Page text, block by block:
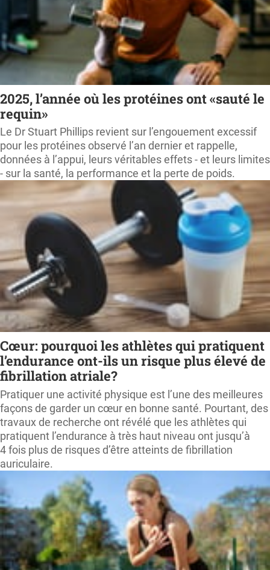
2025, l’année où les protéines ont «sauté le
requin»
Le Dr Stuart Phillips revient sur l’engouement excessif
pour les protéines observé l’an dernier et rappelle,
données à l’appui, leurs véritables effets - et leurs limites
- sur la santé, la performance et la perte de poids.
Cœur: pourquoi les athlètes qui pratiquent
l’endurance ont-ils un risque plus élevé de
fibrillation atriale?
Pratiquer une activité physique est l’une des meilleures
façons de garder un cœur en bonne santé. Pourtant, des
travaux de recherche ont révélé que les athlètes qui
pratiquent l’endurance à très haut niveau ont jusqu’à
4 fois plus de risques d’être atteints de fibrillation
auriculaire.